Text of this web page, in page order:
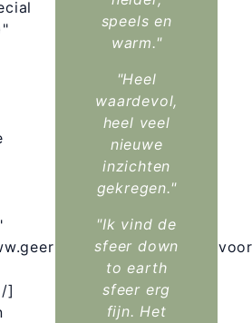
]
speels en
warm."
"Heel
waardevol,
heel veel
nieuwe
inzichten
gekregen."
"Ik vind de
sfeer down
to earth
sfeer erg
fijn. Het